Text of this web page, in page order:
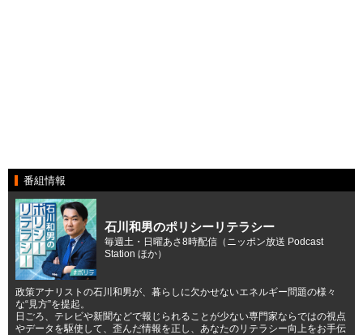
番組情報
石川和男のポリシーリテラシー
毎週土・日曜あさ8時配信（ニッポン放送 Podcast
Station ほか）
政策アナリストの石川和男が、暮らしに欠かせないエネルギー問題の様々
な“見方”を提起。
日ごろ、テレビや新聞などで報じられることが少ない専門家ならではの視点
やデータを駆使して、歪んだ情報を正し、あなたのリテラシー向上をお手伝